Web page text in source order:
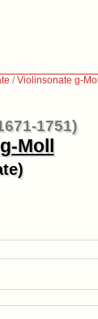
/Violinsonate g-Moll
1751)
Moll